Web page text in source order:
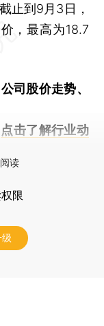
止到9月3日，
，最高为18.7
司股价走势、
点击了解行业动
读
限